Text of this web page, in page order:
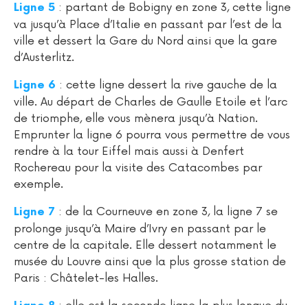
Ligne 5 : partant de Bobigny en zone 3, cette ligne
va jusqu’à Place d’Italie en passant par l’est de la
ville et dessert la Gare du Nord ainsi que la gare
d’Austerlitz.
Ligne 6 : cette ligne dessert la rive gauche de la
ville. Au départ de Charles de Gaulle Etoile et l’arc
de triomphe, elle vous mènera jusqu’à Nation.
Emprunter la ligne 6 pourra vous permettre de vous
rendre à la tour Eiffel mais aussi à Denfert
Rochereau pour la visite des Catacombes par
exemple.
Ligne 7 : de la Courneuve en zone 3, la ligne 7 se
prolonge jusqu’à Maire d’Ivry en passant par le
centre de la capitale. Elle dessert notamment le
musée du Louvre ainsi que la plus grosse station de
Paris : Châtelet-les Halles.